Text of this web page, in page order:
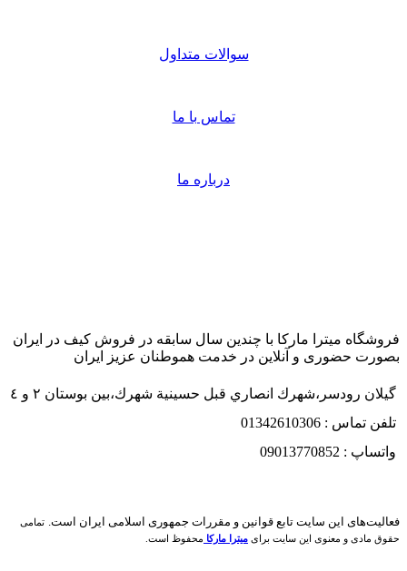
سوالات متداول
تماس با ما
درباره ما
فروشگاه میترا مارکا با چندین سال سابقه در فروش کیف در ایران
بصورت حضوری و آنلاین در خدمت هموطنان عزیز ایران
گيلان رودسر،شهرك انصاري قبل حسينية شهرك،بين بوستان ٢ و ٤
تلفن تماس : 01342610306
واتساپ : 09013770852
فعاليت‌های اين سايت تابع قوانين و مقررات جمهوری اسلامی ايران است. تمامی
حقوق مادی و معنوی این سایت برای میترا مارکا محفوظ است.